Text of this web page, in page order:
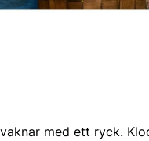
med ett ryck.